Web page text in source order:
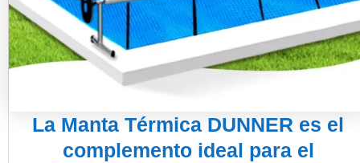
La Manta Térmica DUNNER es el
complemento ideal para el